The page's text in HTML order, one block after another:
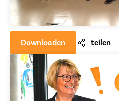
Downloaden teilen